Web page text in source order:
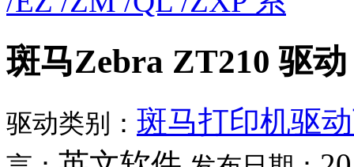
斑马Zebra ZT210 驱动
驱动类别： 斑马打印机驱